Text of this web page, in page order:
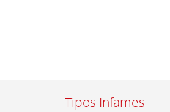
Tipos Infames